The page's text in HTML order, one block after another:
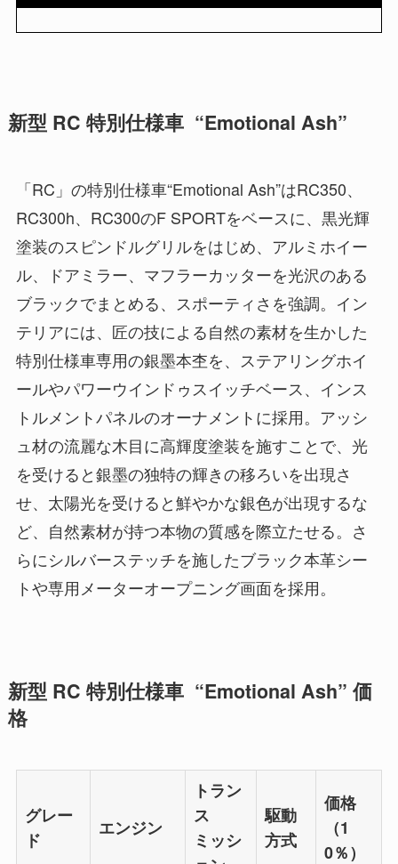
新型 RC 特別仕様車 “Emotional Ash”
「RC」の特別仕様車“Emotional Ash”はRC350、
RC300h、RC300のF SPORTをベースに、黒光輝
塗装のスピンドルグリルをはじめ、アルミホイー
ル、ドアミラー、マフラーカッターを光沢のある
ブラックでまとめる、スポーティさを強調。イン
テリアには、匠の技による自然の素材を生かした
特別仕様車専用の銀墨本杢を、ステアリングホイ
ールやパワーウインドゥスイッチベース、インス
トルメントパネルのオーナメントに採用。アッシ
ュ材の流麗な木目に高輝度塗装を施すことで、光
を受けると銀墨の独特の輝きの移ろいを出現さ
せ、太陽光を受けると鮮やかな銀色が出現するな
ど、自然素材が持つ本物の質感を際立たせる。さ
らにシルバーステッチを施したブラック本革シー
トや専用メーターオープニング画面を採用。
新型 RC 特別仕様車 “Emotional Ash” 価
格
グレー
ド
エンジン
トラン
ス
ミッシ
駆動
方式
価格
（1
0％）